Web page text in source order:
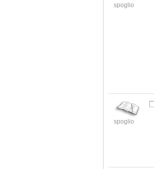
spoglio
spoglio